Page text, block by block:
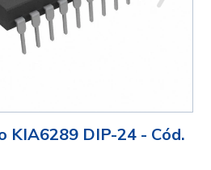
KIA6289 DIP-24 - Cód.